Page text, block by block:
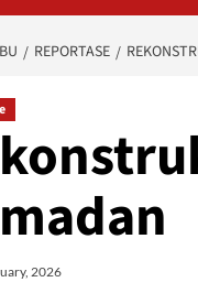
REPORTASE
2026